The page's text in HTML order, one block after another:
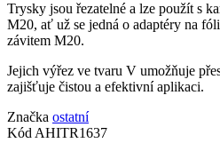
Trysky jsou řezatelné a lze použít s
M20, ať už se jedná o adaptéry na
závitem M20.
Jejich výřez ve tvaru V umožňuje
zajišťuje čistou a efektivní aplikaci.
Značka ostatní
KódAHITR1637